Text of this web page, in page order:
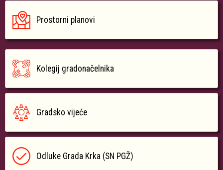
Prostorni planovi
Kolegij gradonačelnika
Gradsko vijeće
Odluke Grada Krka (SN PGŽ)